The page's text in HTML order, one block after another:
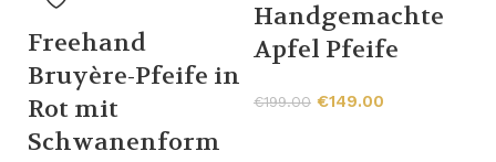
Freehand
Bruyère-Pfeife in
Rot mit
Schwanenform
Handgemachte
Apfel Pfeife
€199.00 €149.00